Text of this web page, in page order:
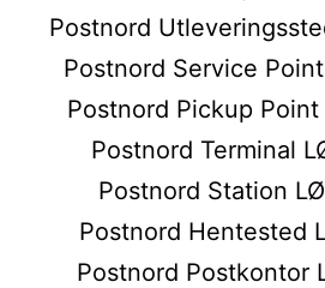
Postnord
Postnord Service Point
Postnord Pickup Point
Postnord Terminal
Postnord Station
Postnord Hentested
Postnord Postkontor